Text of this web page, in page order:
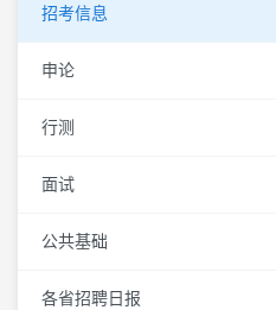
招考信息
申论
行测
面试
公共基础
各省招聘日报